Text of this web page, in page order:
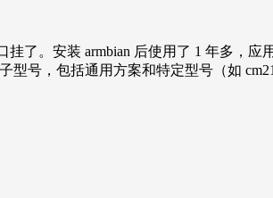
挂了。安装 armbian 后使用了 1 年多，
型号，包括通用方案和特定型号（如